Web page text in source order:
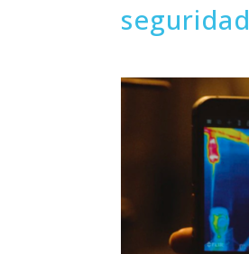
seguridad